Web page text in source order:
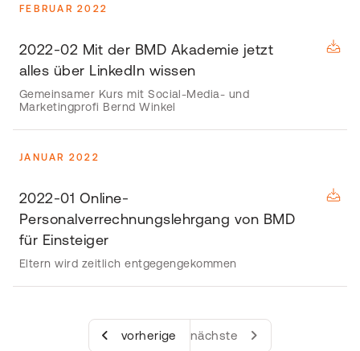
FEBRUAR 2022
2022-02 Mit der BMD Akademie jetzt
alles über LinkedIn wissen
Gemeinsamer Kurs mit Social-Media- und
Marketingprofi Bernd Winkel
JANUAR 2022
2022-01 Online-
Personalverrechnungslehrgang von BMD
für Einsteiger
Eltern wird zeitlich entgegengekommen
vorherige nächste